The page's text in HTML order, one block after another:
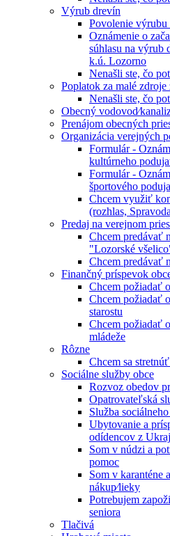
Výrub drevín
Povolenie výrubu
Oznámenie o
súhlasu na výrub
k.ú. Lozorno
Nenašli ste, čo
Poplatok za malé
Nenašli ste, čo
Obecný
Prenájom obecných
Organizácia verejných
Formulár -
kultúrneho
Formulár -
športového
Chcem využiť
(rozhlas,
Predaj na verejnom
Chcem predávať
"Lozorské
Chcem predávať
Finančný príspevok
Chcem požiadať
Chcem požiadať
starostu
Chcem požiadať
mládeže
Rôzne
Chcem sa
Sociálne služby obce
Rozvoz obedov
Opatrovateľská
Služba
Ubytovanie a
odídencov z
Som v núdzi a
pomoc
Som v karanténe
nákup⁄lieky
Potrebujem
seniora
Tlačivá